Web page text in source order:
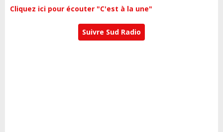
Cliquez ici pour écouter "C'est à la une"
Suivre Sud Radio